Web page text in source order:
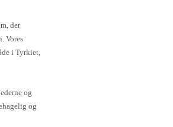
der
Vores
i Tyrkiet,
og
og